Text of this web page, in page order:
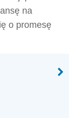
na
o promesę